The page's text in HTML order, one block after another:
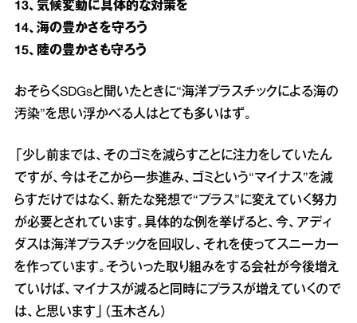
13、気候変動に具体的な対策を
14、海の豊かさを守ろう
15、陸の豊かさも守ろう
おそらくSDGsと聞いたときに“海洋プラスチックによる海の
汚染”を思い浮かべる人はとても多いはず。
「少し前までは、そのゴミを減らすことに注力をしていたん
ですが、今はそこから一歩進み、ゴミという“マイナス”を減
らすだけではなく、新たな発想で“プラス”に変えていく努力
が必要とされています。具体的な例を挙げると、今、アディ
ダスは海洋プラスチックを回収し、それを使ってスニーカー
を作っています。そういった取り組みをする会社が今後増え
ていけば、マイナスが減ると同時にプラスが増えていくので
は、と思います」（玉木さん）